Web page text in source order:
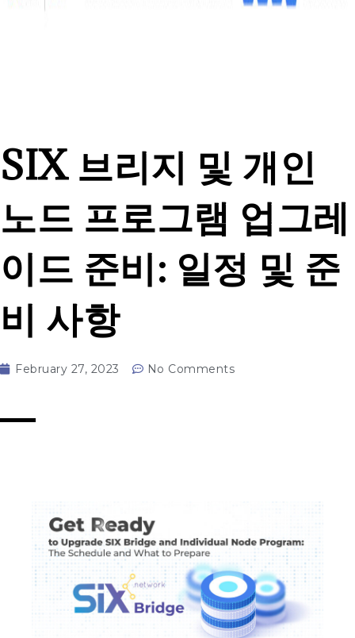
SIX 브리지 및 개인
노드 프로그램 업그레
이드 준비: 일정 및 준
비 사항
February 27, 2023 No Comments